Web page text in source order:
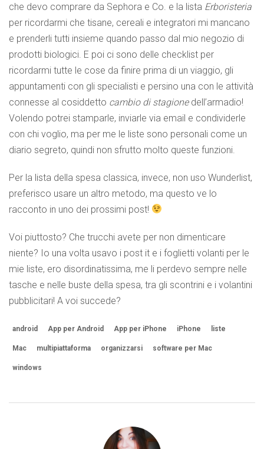
che devo comprare da Sephora e Co. e la lista Erboristeria
per ricordarmi che tisane, cereali e integratori mi mancano
e prenderli tutti insieme quando passo dal mio negozio di
prodotti biologici. E poi ci sono delle checklist per
ricordarmi tutte le cose da finire prima di un viaggio, gli
appuntamenti con gli specialisti e persino una con le attività
connesse al cosiddetto cambio di stagionedell’armadio!
Volendo potrei stamparle, inviarle via email e condividerle
con chi voglio, ma per me le liste sono personali come un
diario segreto, quindi non sfrutto molto queste funzioni.
Per la lista della spesa classica, invece, non uso Wunderlist,
preferisco usare un altro metodo, ma questo ve lo
racconto in uno dei prossimi post!
Voi piuttosto? Che trucchi avete per non dimenticare
niente? Io una volta usavo i post it e i foglietti volanti per le
mie liste, ero disordinatissima, me li perdevo sempre nelle
tasche e nelle buste della spesa, tra gli scontrini e i volantini
pubblicitari! A voi succede?
android App per Android App per iPhone iPhone liste
Mac multipiattaforma organizzarsi software per Mac
windows